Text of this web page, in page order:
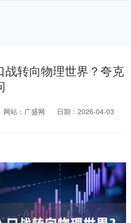
战转向物理世界？夸克
网站：广盛网
日期：2026-04-03